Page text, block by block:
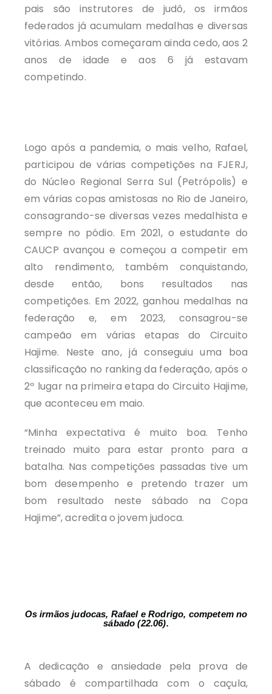
pais são instrutores de judô, os irmãos
federados já acumulam medalhas e diversas
vitórias. Ambos começaram ainda cedo, aos 2
anos de idade e aos 6 já estavam
competindo.
Logo após a pandemia, o mais velho, Rafael,
participou de várias competições na FJERJ,
do Núcleo Regional Serra Sul (Petrópolis) e
em várias copas amistosas no Rio de Janeiro,
consagrando-se diversas vezes medalhista e
sempre no pódio. Em 2021, o estudante do
CAUCP avançou e começou a competir em
alto rendimento, também conquistando,
desde então, bons resultados nas
competições. Em 2022, ganhou medalhas na
federação e, em 2023, consagrou-se
campeão em várias etapas do Circuito
Hajime. Neste ano, já conseguiu uma boa
classificação no ranking da federação, após o
2º lugar na primeira etapa do Circuito Hajime,
que aconteceu em maio.
“Minha expectativa é muito boa. Tenho
treinado muito para estar pronto para a
batalha. Nas competições passadas tive um
bom desempenho e pretendo trazer um
bom resultado neste sábado na Copa
Hajime”, acredita o jovem judoca.
Os irmãos judocas, Rafael e Rodrigo, competem no
sábado (22.06).
A dedicação e ansiedade pela prova de
sábado é compartilhada com o caçula,